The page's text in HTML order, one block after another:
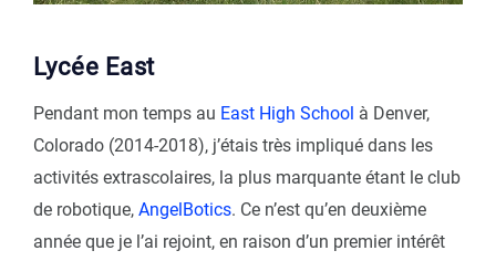
Lycée East
Pendant mon temps au East High School à Denver,
Colorado (2014-2018), j’étais très impliqué dans les
activités extrascolaires, la plus marquante étant le club
de robotique, AngelBotics. Ce n’est qu’en deuxième
année que je l’ai rejoint, en raison d’un premier intérêt